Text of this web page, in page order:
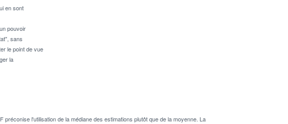
en sont
pouvoir
sans
le point de vue
la
l'utilisation de la médiane des estimations plutôt que de la moyenne. La